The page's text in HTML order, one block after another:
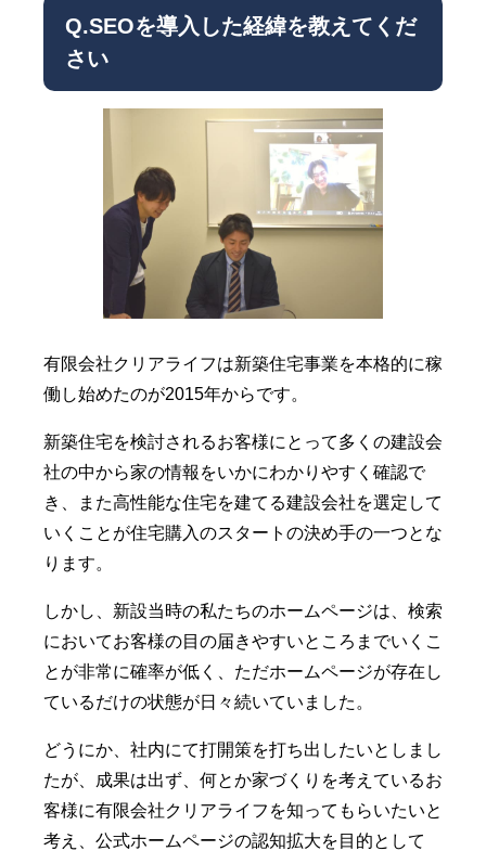
Q.SEOを導入した経緯を教えてくだ
さい
有限会社クリアライフは新築住宅事業を本格的に稼
働し始めたのが2015年からです。
新築住宅を検討されるお客様にとって多くの建設会
社の中から家の情報をいかにわかりやすく確認で
き、また高性能な住宅を建てる建設会社を選定して
いくことが住宅購入のスタートの決め手の一つとな
ります。
しかし、新設当時の私たちのホームページは、検索
においてお客様の目の届きやすいところまでいくこ
とが非常に確率が低く、ただホームページが存在し
ているだけの状態が日々続いていました。
どうにか、社内にて打開策を打ち出したいとしまし
たが、成果は出ず、何とか家づくりを考えているお
客様に有限会社クリアライフを知ってもらいたいと
考え、公式ホームページの認知拡大を目的として